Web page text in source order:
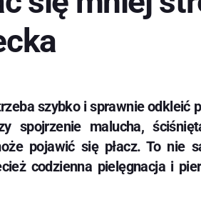
szybko i sprawnie odkleić
spojrzenie malucha,
pojawić się płacz. To nie
codzienna pielęgnacja i